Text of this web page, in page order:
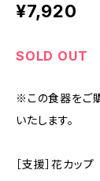
¥7,920
SOLD OUT
※この食器をご
いたします。
［支援］花カッ